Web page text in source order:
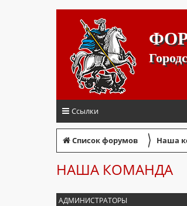
Ссылки
Список форумов 〉 Наша
НАША КОМАНДА
АДМИНИСТРАТОРЫ